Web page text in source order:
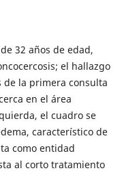
32 años de edad,
el hallazgo
de la primera consulta
en el área
el cuadro se
característico de
como entidad
al corto tratamiento